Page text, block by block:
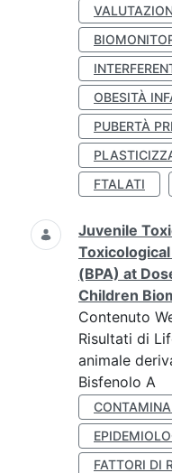
OBESITÀ
PUBERTÀ
FTALATI
Juvenile
(BPA) at
Children
Contenuto
Risultati di
animale
Bisfenolo A
FATTORI DI